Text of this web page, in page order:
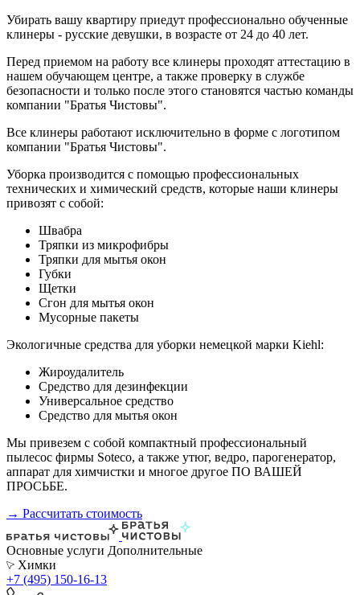
Убирать вашу квартиру приедут профессионально обученные
клинеры - русские девушки, в возрасте от 24 до 40 лет.
Перед приемом на работу все клинеры проходят аттестацию в
нашем обучающем центре, а также проверку в службе
безопасности и только после этого становятся частью команды
компании "Братья Чистовы".
Все клинеры работают исключительно в форме с логотипом
компании "Братья Чистовы".
Уборка производится с помощью профессиональных
технических и химический средств, которые наши клинеры
привозят с собой:
Швабра
Тряпки из микрофибры
Тряпки для мытья окон
Губки
Щетки
Сгон для мытья окон
Мусорные пакеты
Экологичные средства для уборки немецкой марки Kiehl:
Жироудалитель
Средство для дезинфекции
Универсальное средство
Средство для мытья окон
Мы привезем с собой компактный профессиональный
пылесос фирмы Soteco, а также утюг, ведро, парогенератор,
аппарат для химчистки и многое другое ПО ВАШЕЙ
ПРОСЬБЕ.
→ Рассчитать стоимость
Основные услуги Дополнительные
Химки
+7 (495) 150-16-13